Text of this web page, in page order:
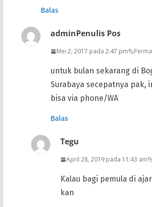
Balas
adminPenulis Pos
Mei 2, 2017 pada 2:47 pm
untuk bulan sekarang di
Surabaya secepatnya pak,
bisa via phone/WA
Balas
Tegu
April 28, 2019 pada 11:43 am
Kalau bagi pemula di
kan